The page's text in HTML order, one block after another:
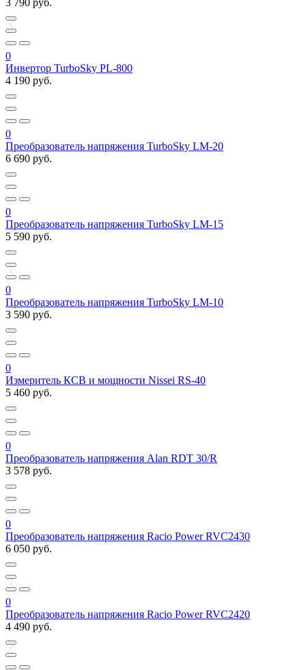
3 790 руб.
0
Инвертор TurboSky PL-800
4 190 руб.
0
Преобразователь напряжения TurboSky LM-20
6 690 руб.
0
Преобразователь напряжения TurboSky LM-15
5 590 руб.
0
Преобразователь напряжения TurboSky LM-10
3 590 руб.
0
Измеритель КСВ и мощности Nissei RS-40
5 460 руб.
0
Преобразователь напряжения Alan RDT 30/R
3 578 руб.
0
Преобразователь напряжения Racio Power RVC2430
6 050 руб.
0
Преобразователь напряжения Racio Power RVC2420
4 490 руб.